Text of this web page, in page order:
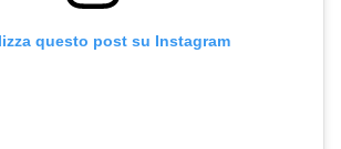
questo post su Instagram